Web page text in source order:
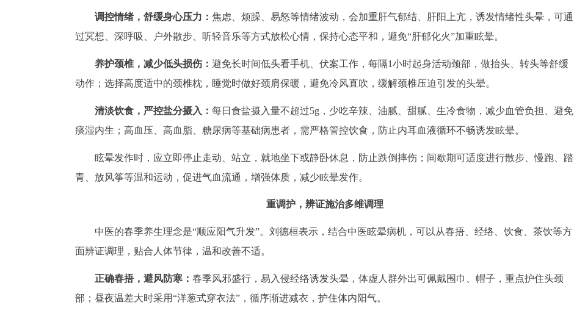
调控情绪，舒缓身心压力： 焦虑、烦躁、易怒等情绪波动，会加重肝气郁结、肝阳上亢，诱发情绪性头晕，可通
过冥想、深呼吸、户外散步、听轻音乐等方式放松心情，保持心态平和，避免“肝郁化火”加重眩晕。
养护颈椎，减少低头损伤： 避免长时间低头看手机、伏案工作，每隔1小时起身活动颈部，做抬头、转头等舒缓
动作；选择高度适中的颈椎枕，睡觉时做好颈肩保暖，避免冷风直吹，缓解颈椎压迫引发的头晕。
清淡饮食，严控盐分摄入： 每日食盐摄入量不超过5g，少吃辛辣、油腻、甜腻、生冷食物，减少血管负担、避免
痰湿内生；高血压、高血脂、糖尿病等基础病患者，需严格管控饮食，防止内耳血液循环不畅诱发眩晕。
眩晕发作时，应立即停止走动、站立，就地坐下或静卧休息，防止跌倒摔伤；间歇期可适度进行散步、慢跑、踏
青、放风筝等温和运动，促进气血流通，增强体质，减少眩晕发作。
重调护，辨证施治多维调理
中医的春季养生理念是“顺应阳气升发”。刘德桓表示，结合中医眩晕病机，可以从春捂、经络、饮食、茶饮等方
面辨证调理，贴合人体节律，温和改善不适。
正确春捂，避风防寒： 春季风邪盛行，易入侵经络诱发头晕，体虚人群外出可佩戴围巾、帽子，重点护住头颈
部；昼夜温差大时采用“洋葱式穿衣法”，循序渐进减衣，护住体内阳气。